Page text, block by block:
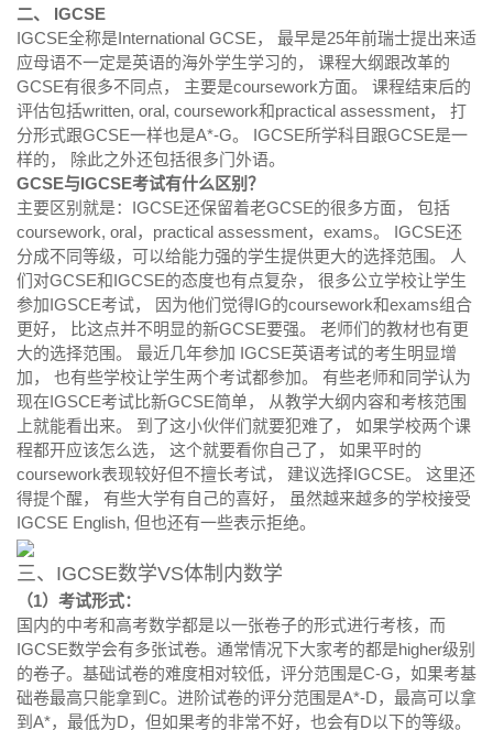
二、 IGCSE
IGCSE全称是International GCSE， 最早是25年前瑞士提出来适
应母语不一定是英语的海外学生学习的， 课程大纲跟改革的
GCSE有很多不同点， 主要是coursework方面。 课程结束后的
评估包括written, oral, coursework和practical assessment， 打
分形式跟GCSE一样也是A*-G。 IGCSE所学科目跟GCSE是一
样的， 除此之外还包括很多门外语。
GCSE与IGCSE考试有什么区别？
主要区别就是：IGCSE还保留着老GCSE的很多方面， 包括
coursework, oral，practical assessment，exams。 IGCSE还
分成不同等级，可以给能力强的学生提供更大的选择范围。 人
们对GCSE和IGCSE的态度也有点复杂， 很多公立学校让学生
参加IGSCE考试， 因为他们觉得IG的coursework和exams组合
更好， 比这点并不明显的新GCSE要强。 老师们的教材也有更
大的选择范围。 最近几年参加 IGCSE英语考试的考生明显增
加， 也有些学校让学生两个考试都参加。 有些老师和同学认为
现在IGSCE考试比新GCSE简单， 从教学大纲内容和考核范围
上就能看出来。 到了这小伙伴们就要犯难了， 如果学校两个课
程都开应该怎么选， 这个就要看你自己了， 如果平时的
coursework表现较好但不擅长考试， 建议选择IGCSE。 这里还
得提个醒， 有些大学有自己的喜好， 虽然越来越多的学校接受
IGCSE English, 但也还有一些表示拒绝。
三、IGCSE数学VS体制内数学
（1）考试形式：
国内的中考和高考数学都是以一张卷子的形式进行考核，而
IGCSE数学会有多张试卷。通常情况下大家考的都是higher级别
的卷子。基础试卷的难度相对较低，评分范围是C-G，如果考基
础卷最高只能拿到C。进阶试卷的评分范围是A*-D，最高可以拿
到A*，最低为D，但如果考的非常不好，也会有D以下的等级。